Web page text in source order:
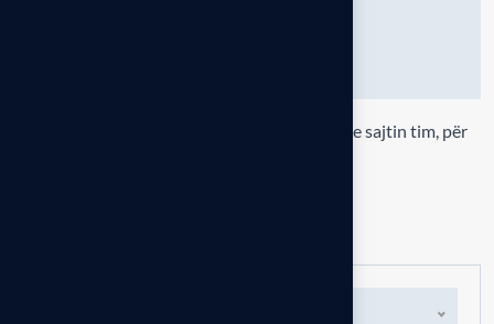
Ruaje në këtë shfletues emrin, email-in dhe sajtin tim, për